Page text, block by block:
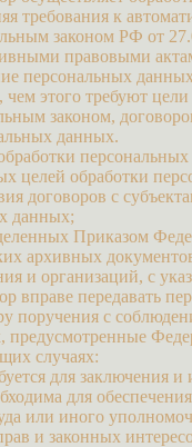
требования к
законом РФ от
правовыми
персональных
чем этого требуют
законом,
данных.
целей обработки
договоров с
данных;
Приказом
архивных
и организаций, с
вправе передавать
поручения с
предусмотренные
случаях:
для заключения
для
или иного
и законных